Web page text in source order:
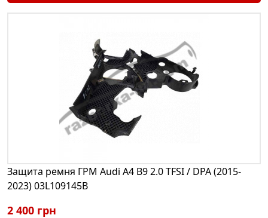
Защита ремня ГРМ Audi A4 B9 2.0 TFSI / DPA (2015-
2023) 03L109145B
2 400 грн